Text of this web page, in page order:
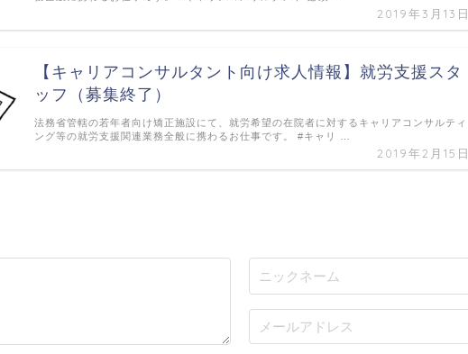
2019年3月13日
【キャリアコンサルタント向け求人情報】就労支援スタ
ッフ（募集終了）
2019年2月15日
法務省管轄の若年者向け矯正施設にて、就労希望の在院者に対するキャリアコンサルティ
ング等の就労支援関連業務全般に携わるお仕事です。 #キャリ …